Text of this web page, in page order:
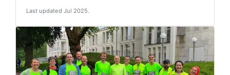
Last updated Jul 2025.